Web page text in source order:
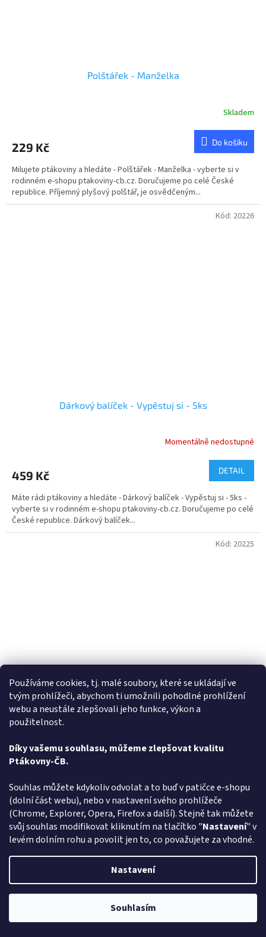
Používáme cookies, tj. malé soubory, které se ukládají ve
tvým prohlížeči, abychom ti umožnili pohodlné prohlížení
webu a neustále zlepšovali jeho funkce, výkon a
použitelnost.
Díky vašemu souhlasu, můžeme zlepšovat kvalitu
Ptákovny-ČB.
Souhlas můžete kdykoliv odvolat a to buď v patičce e-shopu
(dolní část webu), nebo v nastavení svého prohlížeče
(Chrome, Explorer, Opera, Firefox a další). Stejně tak můžete
svůj souhlas modifikovat kliknutím na tlačítko "Nastavení" v
levém dolním rohu a povolit jen to, co považujete za vhodné.
Nastavení
Souhlasím
Polštářek - Manželka
Skladem
229 Kč Do košíku
Milujete ptákoviny a hledáte - Polštářek - Manželka - vyberte si v
rodinném e-shopu ptakoviny-cb.cz. Doručujeme po celé České
republice. Příjemný plyšový polštář, je osvědčeným...
Dárkový balíček - Vypěstuj si - 5ks
je
z
5
hvězdiček.
Momentálně nedostupné
459 Kč DETAIL
Máte rádi ptákoviny a hledáte - Dárkový balíček - Vypěstuj si - 5ks -
vyberte si v rodinném e-shopu ptakoviny-cb.cz. Doručujeme po celé
České republice. Dárkový balíček...
Kód: 20226
hodnocení
produktu
je
5,0
z
5
256 Kč Do košíku
Sranda musí být, a pokud hledáte - Dárkový balíček - Vypěstuj si -
4ks - vyberte si v rodinném e-shopu ptakoviny-cb.cz. Doručujeme
Kód: 20225